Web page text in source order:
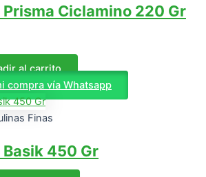
Ciclamino 220 Gr
al carrito
compra vía Whatsapp
Finas
450 Gr